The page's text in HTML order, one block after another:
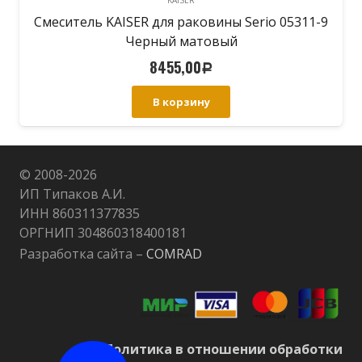
Смеситель KAISER для раковины Serio 05311-9
Черный матовый
8455,00Р
В корзину
© 2008-2026
ИП Типаков А.И.
ИНН 860311377835
ОРГНИП 304860318400181
Разработка сайта – COMRAD
Политика в отношении обработки